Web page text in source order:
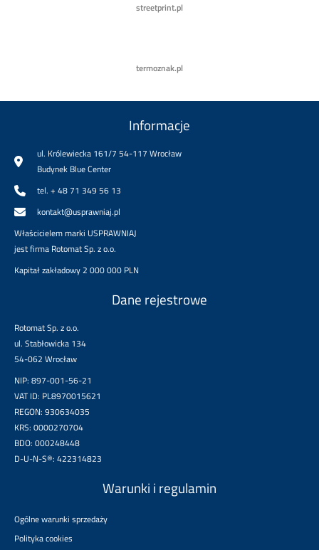
streetprint.pl
termoznak.pl
Informacje
ul. Królewiecka 161/7 54-117 Wrocław
Budynek Blue Center
tel. + 48 71 349 56 13
kontakt@usprawniaj.pl
Właścicielem marki USPRAWNIAJ
jest firma Rotomat Sp. z o.o.
Kapitał zakładowy 2 000 000 PLN
Dane rejestrowe
Rotomat Sp. z o.o.
ul. Stabłowicka 134
54-062 Wrocław
NIP: 897-001-56-21
VAT ID: PL8970015621
REGON: 930634035
KRS: 0000270704
BDO: 000248448
D-U-N-S®: 422314823
Warunki i regulamin
Ogólne warunki sprzedaży
Polityka cookies